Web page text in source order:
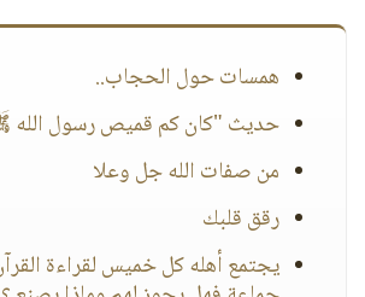
همسات حول الحجاب..
حديث "كان كم قميص رسول الله
من صفات الله جل وعلا
رقق قلبك
يجتمع أهله كل خميس لقراءة